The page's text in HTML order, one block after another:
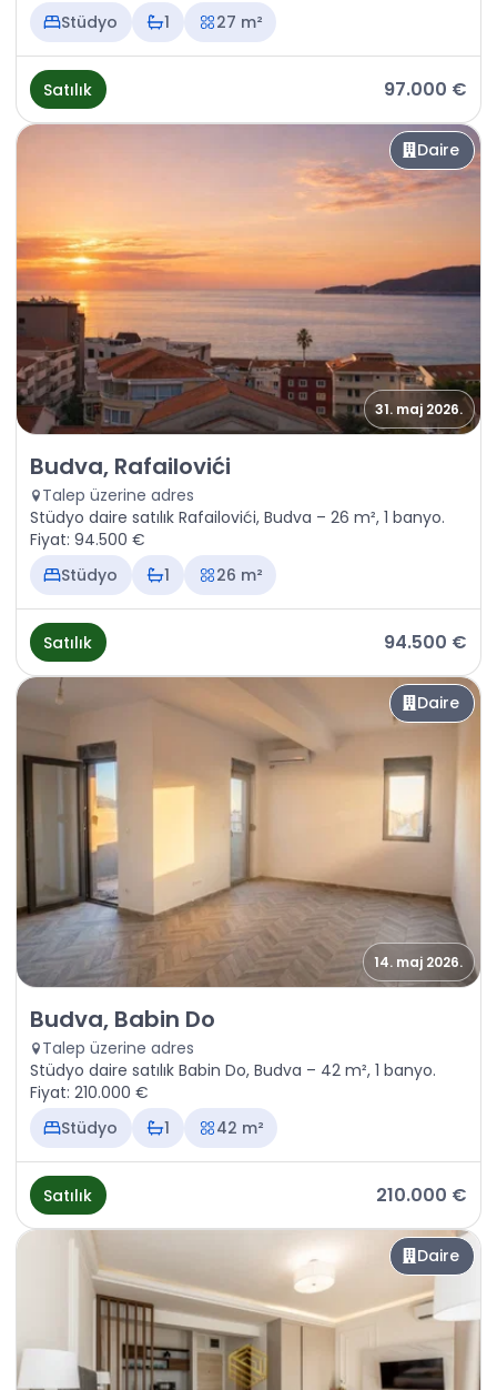
Stüdyo
1 27 m²
Satılık 97.000 €
Daire
31. maj 2026.
Satılık - Daire Budva, Rafailovići
Budva, Rafailovići
Talep üzerine adres
Stüdyo daire satılık Rafailovići, Budva – 26 m², 1 banyo.
Fiyat: 94.500 €
Stüdyo
1 26 m²
Satılık 94.500 €
Daire
14. maj 2026.
Satılık - Daire Budva, Babin Do
Budva, Babin Do
Talep üzerine adres
Stüdyo daire satılık Babin Do, Budva – 42 m², 1 banyo.
Fiyat: 210.000 €
Stüdyo
1 42 m²
Satılık 210.000 €
Daire